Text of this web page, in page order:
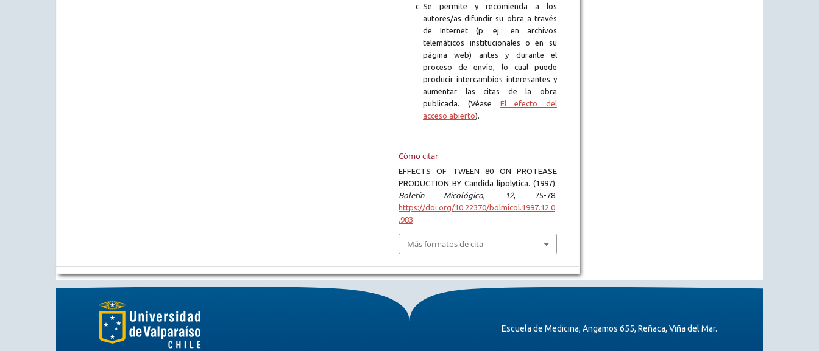
Se permite y recomienda a los
autores/as difundir su obra a través
de Internet (p. ej.: en archivos
telemáticos institucionales o en su
página web) antes y durante el
proceso de envío, lo cual puede
producir intercambios interesantes y
aumentar las citas de la obra
publicada. (Véase El efecto del
acceso abierto).
Cómo citar
EFFECTS OF TWEEN 80 ON PROTEASE
PRODUCTION BY Candida lipolytica. (1997).
Boletín Micológico, 12, 75-78.
https://doi.org/10.22370/bolmicol.1997.12.0
.983
Más formatos de cita
Escuela de Medicina, Angamos 655, Reñaca, Viña del Mar.